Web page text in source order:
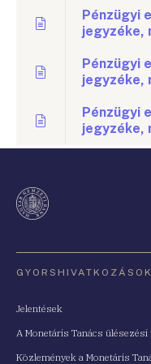
Pénzügyi
jegyzéke,
Pénzügyi
jegyzéke,
Pénzügyi
jegyzéke,
GYORSHIVATKOZÁSOK
Jelentések
A Monetáris Tanács ülésezési
Közlemények a Monetáris